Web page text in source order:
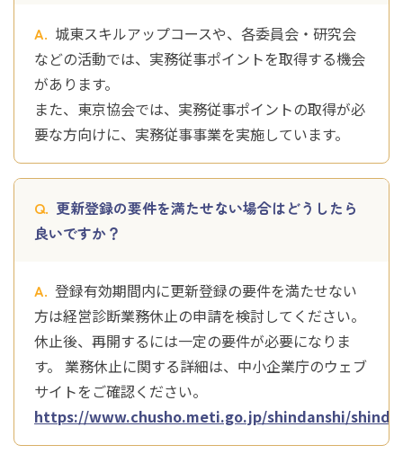
城東スキルアップコースや、各委員会・研究会
などの活動では、実務従事ポイントを取得する機会
があります。
また、東京協会では、実務従事ポイントの取得が必
要な方向けに、実務従事事業を実施しています。
更新登録の要件を満たせない場合はどうしたら
良いですか？
登録有効期間内に更新登録の要件を満たせない
方は経営診断業務休止の申請を検討してください。
休止後、再開するには一定の要件が必要になりま
す。 業務休止に関する詳細は、中小企業庁のウェブ
サイトをご確認ください。
https://www.chusho.meti.go.jp/shindanshi/